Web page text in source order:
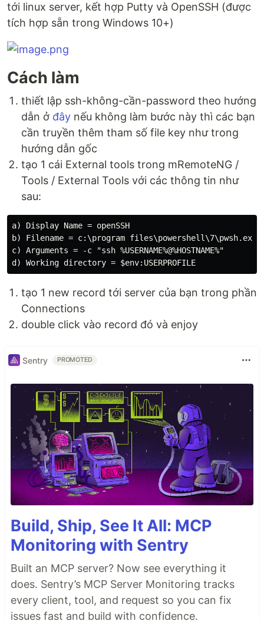
tới linux server, kết hợp Putty và OpenSSH (được
tích hợp sẵn trong Windows 10+)
Cách làm
thiết lập ssh-không-cần-password theo hướng
dẫn ở đây nếu không làm bước này thì các bạn
cần truyền thêm tham số file key như trong
hướng dẫn gốc
tạo 1 cái External tools trong mRemoteNG /
Tools / External Tools với các thông tin như
sau:
a) Display Name = openSSH
b) Filename = c:\program files\powershell\7\pwsh.exe
c) Arguments = -c "ssh %USERNAME%@%HOSTNAME%"
tạo 1 new record tới server của bạn trong phần
Connections
double click vào record đó và enjoy
Sentry PROMOTED
Build, Ship, See It All: MCP
Monitoring with Sentry
Built an MCP server? Now see everything it
does. Sentry’s MCP Server Monitoring tracks
every client, tool, and request so you can fix
issues fast and build with confidence.